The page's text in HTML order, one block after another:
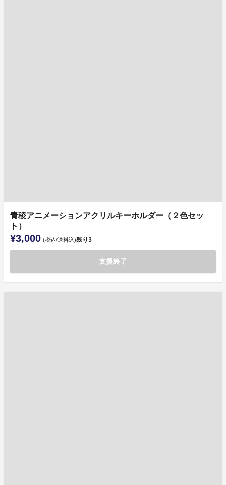
青稜アニメーションアクリルキーホルダー（２色セッ
ト）
¥3,000 (税込/送料込)残り3
支援終了